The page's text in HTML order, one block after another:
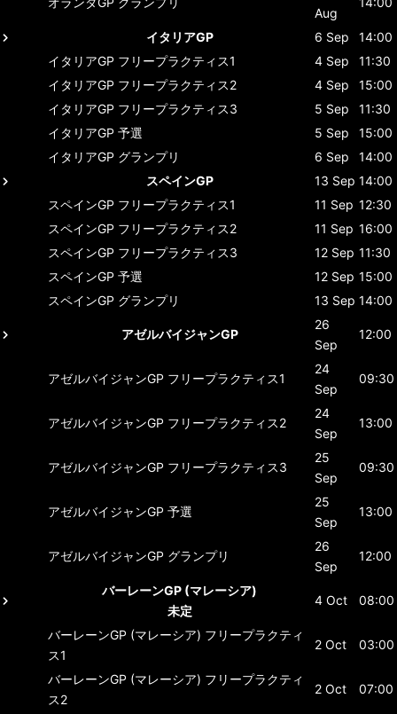
Aug
イタリアGP 6 Sep
14:00
イタリアGP フリープラクティス1 4 Sep
11:30
イタリアGP フリープラクティス2 4 Sep
15:00
イタリアGP フリープラクティス3 5 Sep
11:30
イタリアGP 予選 5 Sep
15:00
イタリアGP グランプリ 6 Sep
14:00
スペインGP
13 Sep 14:00
スペインGP フリープラクティス1 11 Sep 12:30
スペインGP フリープラクティス2 11 Sep 16:00
スペインGP フリープラクティス3 12 Sep 11:30
スペインGP 予選 12 Sep 15:00
スペインGP グランプリ 13 Sep 14:00
アゼルバイジャンGP
26
Sep
12:00
アゼルバイジャンGP フリープラクティス1
24
Sep
09:30
アゼルバイジャンGP フリープラクティス2
24
Sep
13:00
アゼルバイジャンGP フリープラクティス3
25
Sep
09:30
アゼルバイジャンGP 予選
25
Sep
13:00
アゼルバイジャンGP グランプリ
26
Sep
12:00
バーレーンGP (マレーシア)
未定
4 Oct 08:00
バーレーンGP (マレーシア) フリープラクティ
ス1
2 Oct 03:00
バーレーンGP (マレーシア) フリープラクティ
ス2
2 Oct 07:00